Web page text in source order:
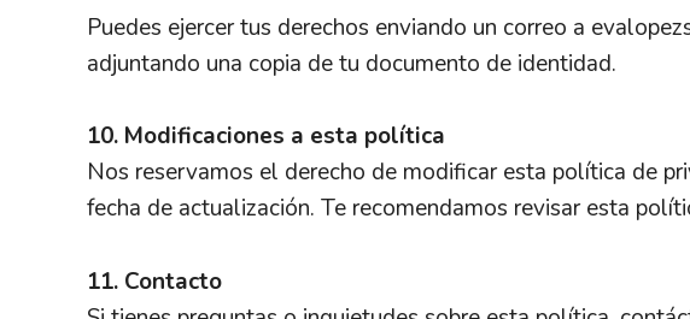
Puedes ejercer tus derechos enviando un correo a
adjuntando una copia de tu documento de identidad.
10. Modificaciones a esta política
Nos reservamos el derecho de modificar esta política de
fecha de actualización. Te recomendamos revisar esta
11. Contacto